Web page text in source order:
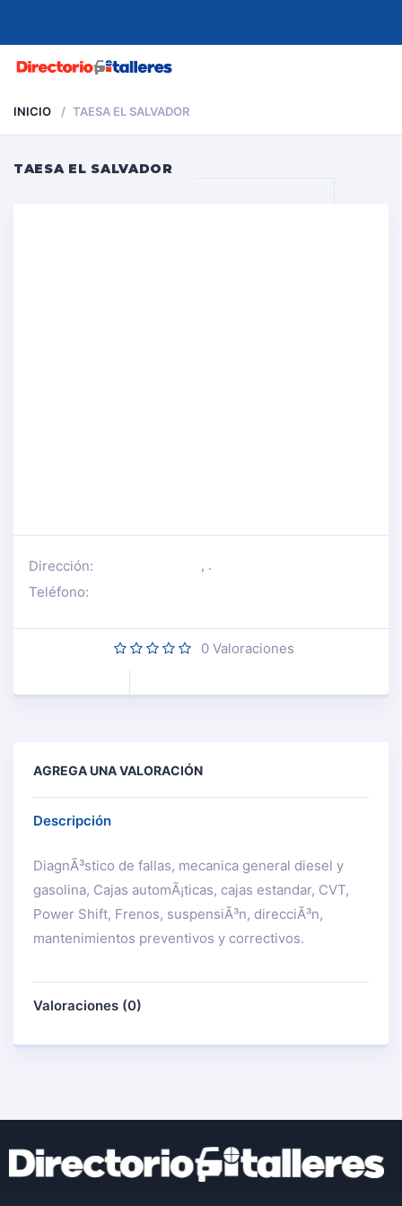
INICIO TAESA EL SALVADOR
TAESA EL SALVADOR
Dirección: , .
Teléfono:
0 Valoraciones
AGREGA UNA VALORACIÓN
Descripción
DiagnÃ³stico de fallas, mecanica general diesel y
gasolina, Cajas automÃ¡ticas, cajas estandar, CVT,
Power Shift, Frenos, suspensiÃ³n, direcciÃ³n,
mantenimientos preventivos y correctivos.
Valoraciones (0)